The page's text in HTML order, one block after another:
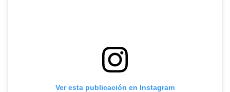
Ver esta publicación en Instagram